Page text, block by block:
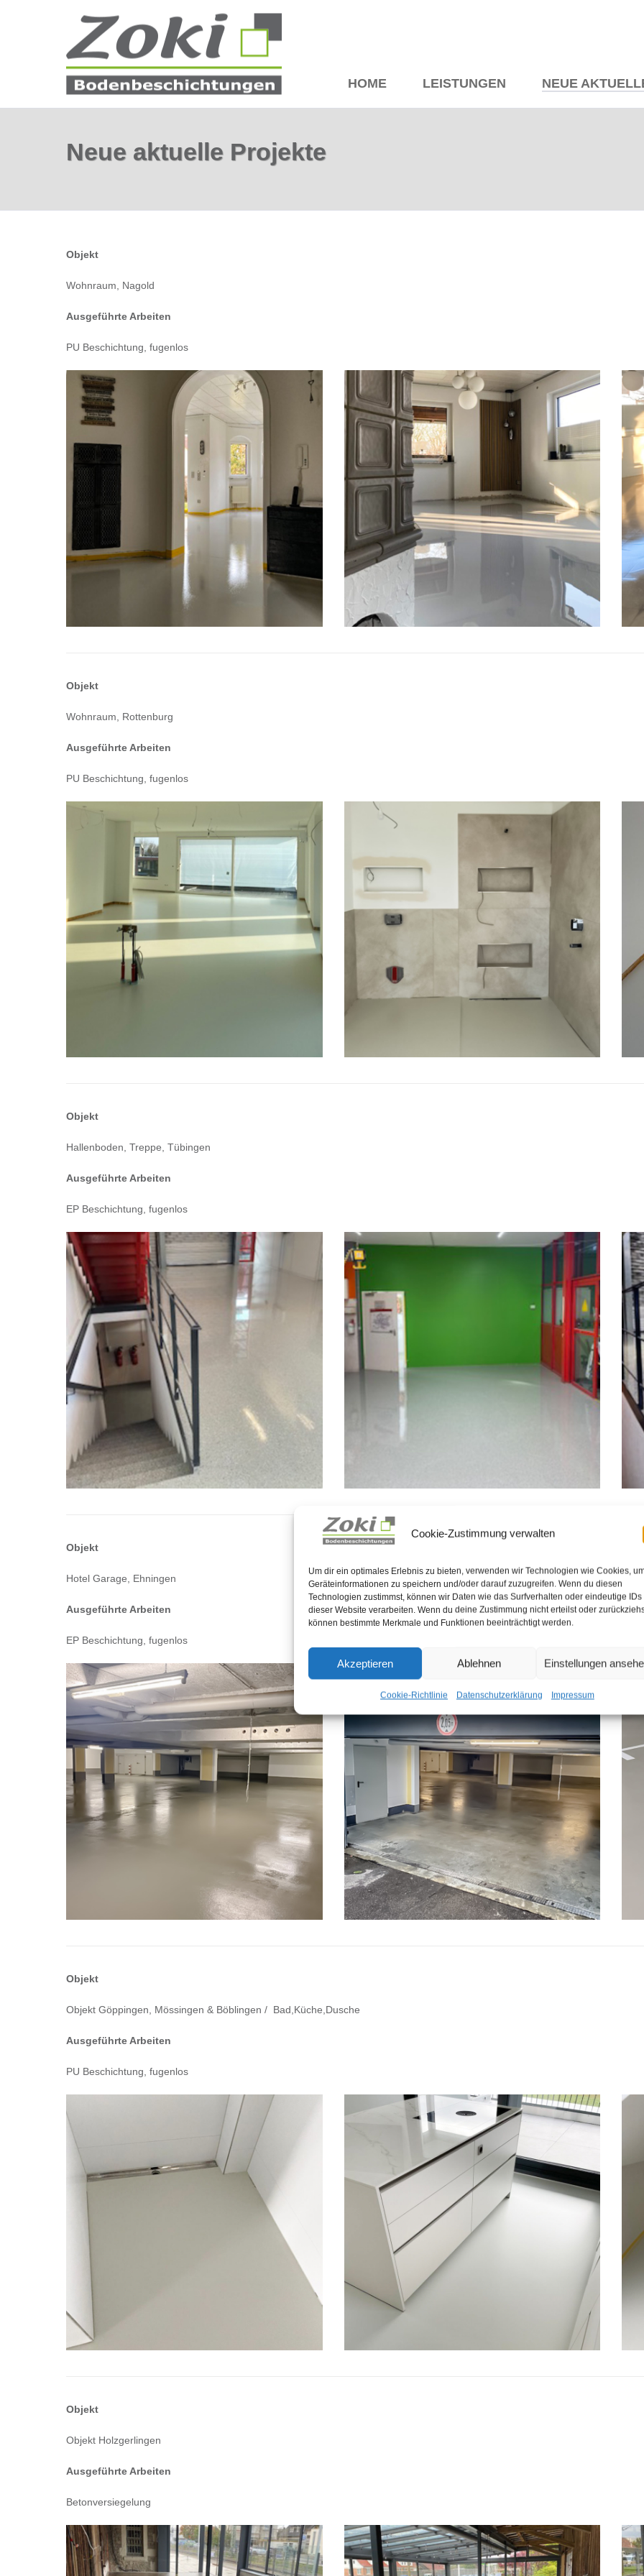
Cookie-Zustimmung verwalten
Um dir ein optimales Erlebnis zu bieten, verwenden wir Technologien wie Cookies,
Geräteinformationen zu speichern und/oder darauf zuzugreifen. Wenn du diesen
Technologien zustimmst, können wir Daten wie das Surfverhalten oder eindeutige IDs
dieser Website verarbeiten. Wenn du deine Zustimmung nicht erteilst oder
können bestimmte Merkmale und Funktionen beeinträchtigt werden.
Akzeptieren Ablehnen Einstellungen
Cookie-Richtlinie Datenschutzerklärung Impressum
HOME LEISTUNGEN NEUE
Neue aktuelle Projekte
Objekt
Wohnraum, Nagold
Ausgeführte Arbeiten
PU Beschichtung, fugenlos
Objekt
Wohnraum, Rottenburg
Ausgeführte Arbeiten
PU Beschichtung, fugenlos
Objekt
Hallenboden, Treppe, Tübingen
Ausgeführte Arbeiten
EP Beschichtung, fugenlos
Objekt
Hotel Garage, Ehningen
Ausgeführte Arbeiten
EP Beschichtung, fugenlos
Objekt
Objekt Göppingen, Mössingen & Böblingen / Bad,Küche,Dusche
Ausgeführte Arbeiten
PU Beschichtung, fugenlos
Objekt
Objekt Holzgerlingen
Ausgeführte Arbeiten
Betonversiegelung